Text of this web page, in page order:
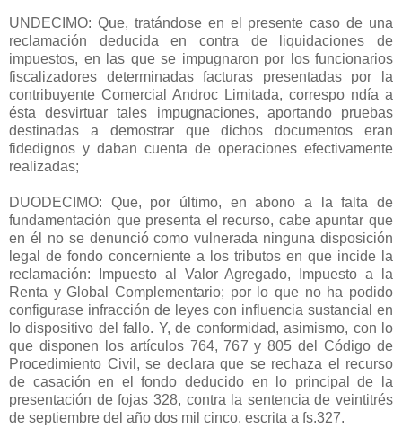
UNDECIMO: Que, tratándose en el presente caso de una
reclamación deducida en contra de liquidaciones de
impuestos, en las que se impugnaron por los funcionarios
fiscalizadores determinadas facturas presentadas por la
contribuyente Comercial Androc Limitada, correspo ndía a
ésta desvirtuar tales impugnaciones, aportando pruebas
destinadas a demostrar que dichos documentos eran
fidedignos y daban cuenta de operaciones efectivamente
realizadas;
DUODECIMO: Que, por último, en abono a la falta de
fundamentación que presenta el recurso, cabe apuntar que
en él no se denunció como vulnerada ninguna disposición
legal de fondo concerniente a los tributos en que incide la
reclamación: Impuesto al Valor Agregado, Impuesto a la
Renta y Global Complementario; por lo que no ha podido
configurase infracción de leyes con influencia sustancial en
lo dispositivo del fallo. Y, de conformidad, asimismo, con lo
que disponen los artículos 764, 767 y 805 del Código de
Procedimiento Civil, se declara que se rechaza el recurso
de casación en el fondo deducido en lo principal de la
presentación de fojas 328, contra la sentencia de veintitrés
de septiembre del año dos mil cinco, escrita a fs.327.